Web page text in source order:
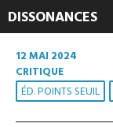
DISSONANCES
12 MAI 2024
CRITIQUE
ÉD. POINTS SEUIL